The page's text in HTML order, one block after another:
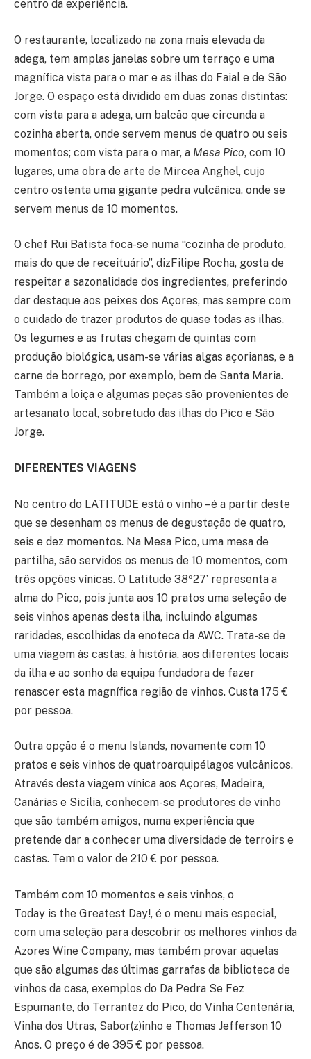
centro da experiência.
O restaurante, localizado na zona mais elevada da
adega, tem amplas janelas sobre um terraço e uma
magnífica vista para o mar e as ilhas do Faial e de São
Jorge. O espaço está dividido em duas zonas distintas:
com vista para a adega, um balcão que circunda a
cozinha aberta, onde servem menus de quatro ou seis
momentos; com vista para o mar, a Mesa Pico, com 10
lugares, uma obra de arte de Mircea Anghel, cujo
centro ostenta uma gigante pedra vulcânica, onde se
servem menus de 10 momentos.
O chef Rui Batista foca-se numa “cozinha de produto,
mais do que de receituário”, dizFilipe Rocha, gosta de
respeitar a sazonalidade dos ingredientes, preferindo
dar destaque aos peixes dos Açores, mas sempre com
o cuidado de trazer produtos de quase todas as ilhas.
Os legumes e as frutas chegam de quintas com
produção biológica, usam-se várias algas açorianas, e a
carne de borrego, por exemplo, bem de Santa Maria.
Também a loiça e algumas peças são provenientes de
artesanato local, sobretudo das ilhas do Pico e São
Jorge.
DIFERENTES VIAGENS
No centro do LATITUDE está o vinho – é a partir deste
que se desenham os menus de degustação de quatro,
seis e dez momentos. Na Mesa Pico, uma mesa de
partilha, são servidos os menus de 10 momentos, com
três opções vínicas. O Latitude 38º27’ representa a
alma do Pico, pois junta aos 10 pratos uma seleção de
seis vinhos apenas desta ilha, incluindo algumas
raridades, escolhidas da enoteca da AWC. Trata-se de
uma viagem às castas, à história, aos diferentes locais
da ilha e ao sonho da equipa fundadora de fazer
renascer esta magnífica região de vinhos. Custa 175 €
por pessoa.
Outra opção é o menu Islands, novamente com 10
pratos e seis vinhos de quatroarquipélagos vulcânicos.
Através desta viagem vínica aos Açores, Madeira,
Canárias e Sicília, conhecem-se produtores de vinho
que são também amigos, numa experiência que
pretende dar a conhecer uma diversidade de terroirs e
castas. Tem o valor de 210 € por pessoa.
Também com 10 momentos e seis vinhos, o
Today is the Greatest Day!, é o menu mais especial,
com uma seleção para descobrir os melhores vinhos da
Azores Wine Company, mas também provar aquelas
que são algumas das últimas garrafas da biblioteca de
vinhos da casa, exemplos do Da Pedra Se Fez
Espumante, do Terrantez do Pico, do Vinha Centenária,
Vinha dos Utras, Sabor(z)inho e Thomas Jefferson 10
Anos. O preço é de 395 € por pessoa.